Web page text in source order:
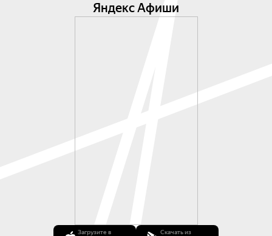
Яндекс Афиши
Загрузите в Скачать из